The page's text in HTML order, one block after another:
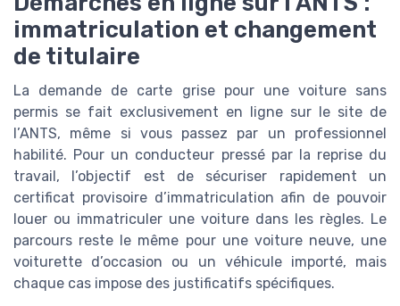
immatriculation et changement
de titulaire
La demande de carte grise pour une voiture sans
permis se fait exclusivement en ligne sur le site de
l’ANTS, même si vous passez par un professionnel
habilité. Pour un conducteur pressé par la reprise du
travail, l’objectif est de sécuriser rapidement un
certificat provisoire d’immatriculation afin de pouvoir
louer ou immatriculer une voiture dans les règles. Le
parcours reste le même pour une voiture neuve, une
voiturette d’occasion ou un véhicule importé, mais
chaque cas impose des justificatifs spécifiques.